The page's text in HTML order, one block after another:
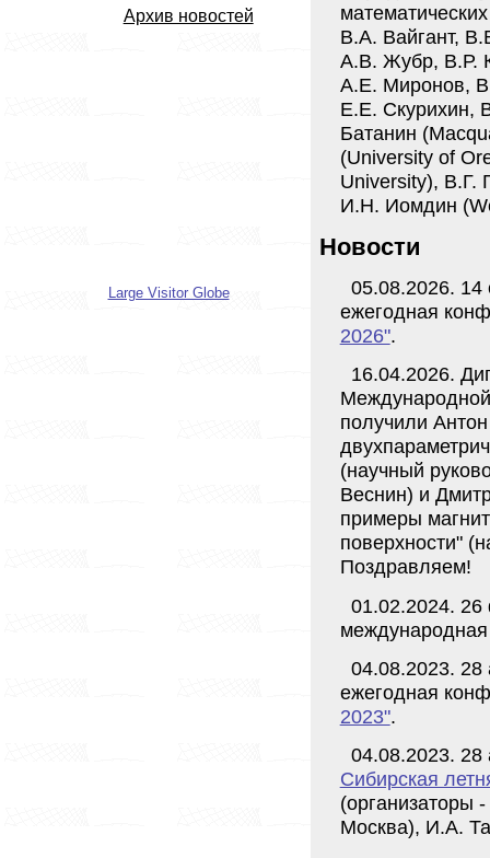
Архив новостей
Large Visitor Globe
В.А. Вайгант,
А.В. Жубр, В.Р.
А.Е. Миронов,
Е.Е. Скурихин,
Батанин
(University of
University), В.Г.
И.Н. Иомдин
Новости
05.08.2026. 14
ежегодная
2026".
16.04.2026.
получили
(научный
Веснин) и
примеры
поверхности"
Поздравляем!
01.02.2024. 26
04.08.2023. 28
ежегодная
2023".
04.08.2023. 28
Сибирская
Москва), И.А.